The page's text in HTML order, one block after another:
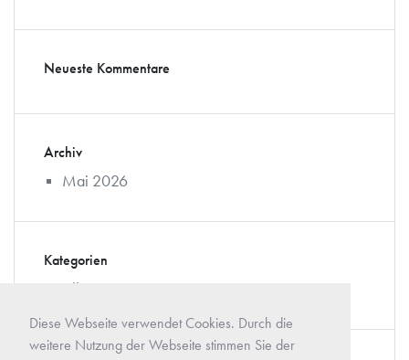
Diese Webseite verwendet Cookies. Durch die
weitere Nutzung der Webseite stimmen Sie der
Neueste Kommentare
Archiv
Mai 2026
Kategorien
Allgemein